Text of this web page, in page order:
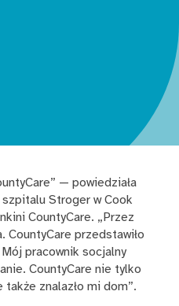
— powiedziała
Stroger w Cook
CountyCare. „Przez
CountyCare przedstawiło
pracownik socjalny
CountyCare nie tylko
znalazło mi dom”.